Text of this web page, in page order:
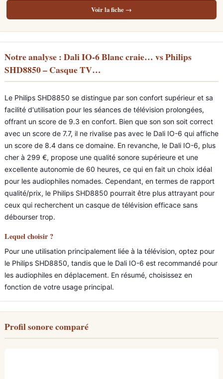
Voir la fiche →
Notre analyse : Dali IO-6 Blanc craie… vs Philips
SHD8850 – Casque TV…
Le Philips SHD8850 se distingue par son confort supérieur et sa
facilité d'utilisation pour les séances de télévision prolongées,
offrant un score de 9.3 en confort. Bien que son son soit correct
avec un score de 7.7, il ne rivalise pas avec le Dali IO-6 qui affiche
un score de 8.4 dans ce domaine. En revanche, le Dali IO-6, plus
cher à 299 €, propose une qualité sonore supérieure et une
excellente autonomie de 60 heures, ce qui en fait un choix idéal
pour les audiophiles nomades. Cependant, en termes de rapport
qualité/prix, le Philips SHD8850 pourrait être plus attrayant pour
ceux qui recherchent un casque de télévision efficace sans
débourser trop.
Lequel choisir ?
Pour une utilisation principalement liée à la télévision, optez pour
le Philips SHD8850, tandis que le Dali IO-6 est recommandé pour
les audiophiles en déplacement. En résumé, choisissez en
fonction de votre usage principal.
Profil sonore comparé